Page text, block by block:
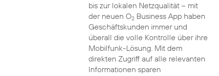
bis zur lokalen Netzqualität – mit
der neuen O2Business App haben
Geschäftskunden immer und
überall die volle Kontrolle über ihre
Mobilfunk-Lösung. Mit dem
direkten Zugriff auf alle relevanten
Informationen sparen